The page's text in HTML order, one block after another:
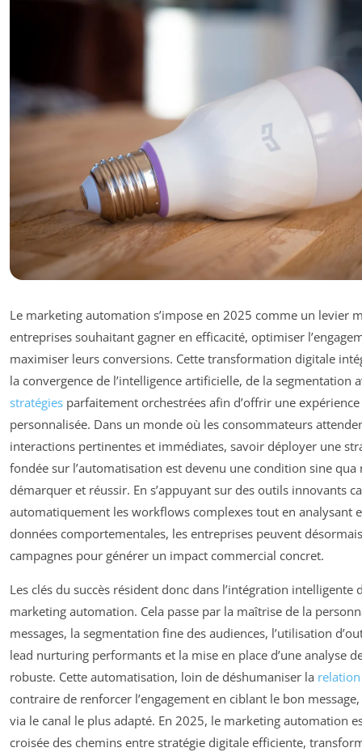
Le marketing automation s’impose en 2025 comme un levier
entreprises souhaitant gagner en efficacité, optimiser
maximiser leurs conversions. Cette transformation digitale
la convergence de l’intelligence artificielle, de la segmentation
stratégies parfaitement orchestrées afin d’offrir une
personnalisée. Dans un monde où les consommateurs
interactions pertinentes et immédiates, savoir déployer une
fondée sur l’automatisation est devenu une condition sine qua
démarquer et réussir. En s’appuyant sur des outils innovants
automatiquement les workflows complexes tout en analysant
données comportementales, les entreprises peuvent
campagnes pour générer un impact commercial concret.
Les clés du succès résident donc dans l’intégration intelligente
marketing automation. Cela passe par la maîtrise de la
messages, la segmentation fine des audiences, l’utilisation
lead nurturing performants et la mise en place d’une analyse
robuste. Cette automatisation, loin de déshumaniser la
contraire de renforcer l’engagement en ciblant le bon
via le canal le plus adapté. En 2025, le marketing automation
croisée des chemins entre stratégie digitale efficiente,